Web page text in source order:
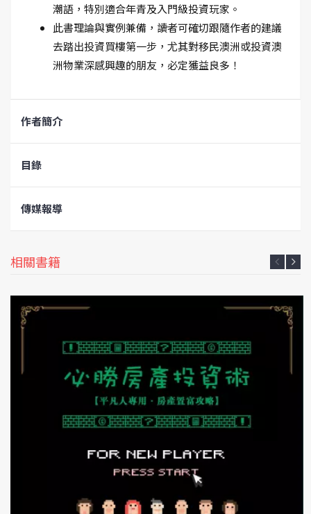
潮語，特別適合年青及入門級投資玩家。
此書理論與實例兼備，讀者可確切跟隨作者的建議
去踏出投資買樓第一步，尤其對移民澳洲或投資澳
洲物業深感興趣的朋友，必定獲益良多！
作者簡介
目錄
傳媒報導
相關書籍